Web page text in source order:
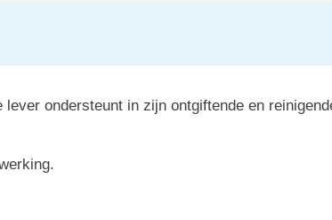
ondersteunt in zijn ontgiftende en